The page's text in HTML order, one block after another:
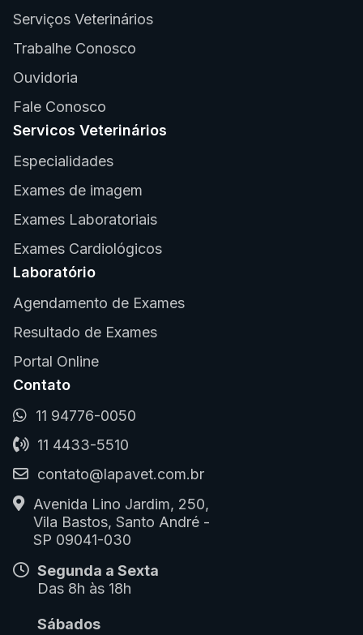
Serviços Veterinários
Trabalhe Conosco
Ouvidoria
Fale Conosco
Servicos Veterinários
Especialidades
Exames de imagem
Exames Laboratoriais
Exames Cardiológicos
Laboratório
Agendamento de Exames
Resultado de Exames
Portal Online
Contato
11 94776-0050
11 4433-5510
contato@lapavet.com.br
Avenida Lino Jardim, 250,
Vila Bastos, Santo André -
SP 09041-030
Segunda a Sexta
Das 8h às 18h
Sábados